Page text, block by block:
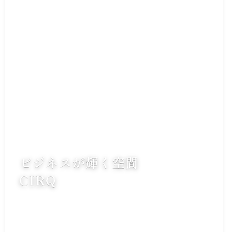
ビジネスが輝く空間
CIRQ